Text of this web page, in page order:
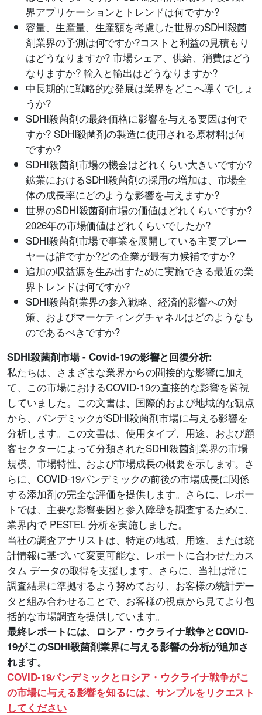
界アプリケーションとトレンドは何ですか?
容量、生産量、生産額を考慮した世界のSDHI殺菌
剤業界の予測は何ですか?コストと利益の見積もり
はどうなりますか? 市場シェア、供給、消費はどう
なりますか? 輸入と輸出はどうなりますか?
中長期的に戦略的な発展は業界をどこへ導くでしょ
うか?
SDHI殺菌剤の最終価格に影響を与える要因は何で
すか? SDHI殺菌剤の製造に使用される原材料は何
ですか?
SDHI殺菌剤市場の機会はどれくらい大きいですか?
鉱業におけるSDHI殺菌剤の採用の増加は、市場全
体の成長率にどのような影響を与えますか?
世界のSDHI殺菌剤市場の価値はどれくらいですか?
2026年の市場価値はどれくらいでしたか?
SDHI殺菌剤市場で事業を展開している主要プレー
ヤーは誰ですか?どの企業が最有力候補ですか?
追加の収益源を生み出すために実施できる最近の業
界トレンドは何ですか?
SDHI殺菌剤業界の参入戦略、経済的影響への対
策、およびマーケティングチャネルはどのようなも
のであるべきですか?
SDHI殺菌剤市場 - Covid-19の影響と回復分析:
私たちは、さまざまな業界からの間接的な影響に加え
て、この市場におけるCOVID-19の直接的な影響を監視
していました。この文書は、国際的および地域的な観点
から、パンデミックがSDHI殺菌剤市場に与える影響を
分析します。この文書は、使用タイプ、用途、および顧
客セクターによって分類されたSDHI殺菌剤業界の市場
規模、市場特性、および市場成長の概要を示します。さ
らに、COVID-19パンデミックの前後の市場成長に関係
する添加剤の完全な評価を提供します。さらに、レポー
トでは、主要な影響要因と参入障壁を調査するために、
業界内で PESTEL 分析を実施しました。
当社の調査アナリストは、特定の地域、用途、または統
計情報に基づいて変更可能な、レポートに合わせたカス
タム データの取得を支援します。さらに、当社は常に
調査結果に準拠するよう努めており、お客様の統計デー
タと組み合わせることで、お客様の視点から見てより包
括的な市場調査を提供しています。
最終レポートには、ロシア・ウクライナ戦争とCOVID-
19がこのSDHI殺菌剤業界に与える影響の分析が追加さ
れます。
COVID-19パンデミックとロシア・ウクライナ戦争がこ
の市場に与える影響を知るには、サンプルをリクエスト
してください